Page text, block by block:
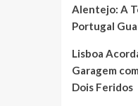
Alentejo: A
Portugal
Lisboa
Garagem
Dois Feridos